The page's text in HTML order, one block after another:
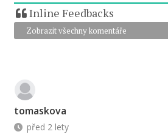
Inline Feedbacks
Zobrazit všechny komentáře
tomaskova
před 2 lety